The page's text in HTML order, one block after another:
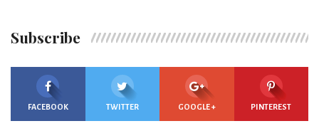
Subscribe
FACEBOOK TWITTER GOOGLE + PINTEREST